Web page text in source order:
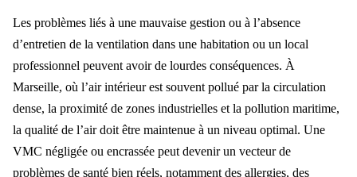
Les problèmes liés à une mauvaise gestion ou à l’absence
d’entretien de la ventilation dans une habitation ou un local
professionnel peuvent avoir de lourdes conséquences. À
Marseille, où l’air intérieur est souvent pollué par la circulation
dense, la proximité de zones industrielles et la pollution maritime,
la qualité de l’air doit être maintenue à un niveau optimal. Une
VMC négligée ou encrassée peut devenir un vecteur de
problèmes de santé bien réels, notamment des allergies, des